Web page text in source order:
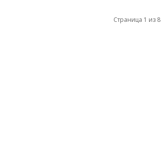
Страница 1 из 8